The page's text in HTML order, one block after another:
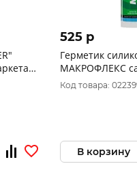
525 p
Герметик
МАКРОФЛЕКС
101 белый 290
Код товара:
В корзину